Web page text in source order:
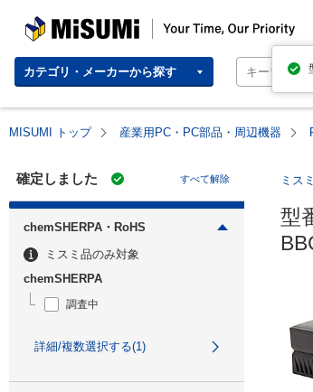
MISUMI | Your Time, Our Priority
カテゴリ・メーカーから探す
MISUMI トップ 産業用PC・PC部品・周辺機器
確定しました すべて解除
chemSHERPA・RoHS
ミスミ品のみ対象
chemSHERPA
調査中
詳細/複数選択する(1)
ミスミ
型